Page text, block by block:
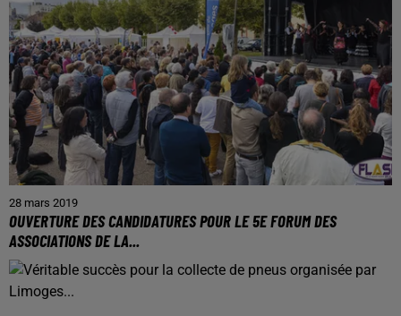
28 mars 2019
OUVERTURE DES CANDIDATURES POUR LE 5E FORUM DES
ASSOCIATIONS DE LA...